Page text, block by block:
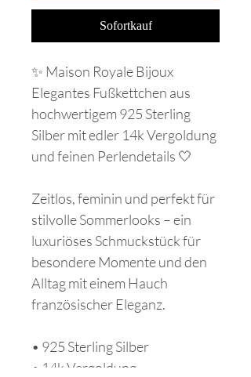
Sofortkauf
✨ Maison Royale Bijoux
Elegantes Fußkettchen aus
hochwertigem 925 Sterling
Silber mit edler 14k Vergoldung
und feinen Perlendetails 🤍
Zeitlos, feminin und perfekt für
stilvolle Sommerlooks – ein
luxuriöses Schmuckstück für
besondere Momente und den
Alltag mit einem Hauch
französischer Eleganz.
• 925 Sterling Silber
• 14k Vergoldung